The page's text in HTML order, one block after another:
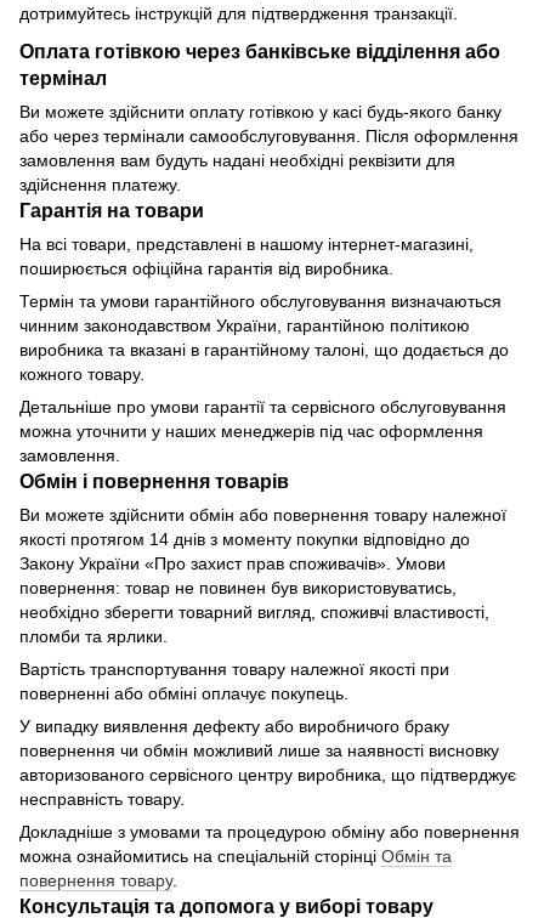
дотримуйтесь інструкцій для підтвердження транзакції.
Оплата готівкою через банківське відділення або
термінал
Ви можете здійснити оплату готівкою у касі будь-якого банку
або через термінали самообслуговування. Після оформлення
замовлення вам будуть надані необхідні реквізити для
здійснення платежу.
Гарантія на товари
На всі товари, представлені в нашому інтернет-магазині,
поширюється офіційна гарантія від виробника.
Термін та умови гарантійного обслуговування визначаються
чинним законодавством України, гарантійною політикою
виробника та вказані в гарантійному талоні, що додається до
кожного товару.
Детальніше про умови гарантії та сервісного обслуговування
можна уточнити у наших менеджерів під час оформлення
замовлення.
Обмін і повернення товарів
Ви можете здійснити обмін або повернення товару належної
якості протягом 14 днів з моменту покупки відповідно до
Закону України «Про захист прав споживачів». Умови
повернення: товар не повинен був використовуватись,
необхідно зберегти товарний вигляд, споживчі властивості,
пломби та ярлики.
Вартість транспортування товару належної якості при
поверненні або обміні оплачує покупець.
У випадку виявлення дефекту або виробничого браку
повернення чи обмін можливий лише за наявності висновку
авторизованого сервісного центру виробника, що підтверджує
несправність товару.
Докладніше з умовами та процедурою обміну або повернення
можна ознайомитись на спеціальній сторінці Обмін та
повернення товару.
Консультація та допомога у виборі товару